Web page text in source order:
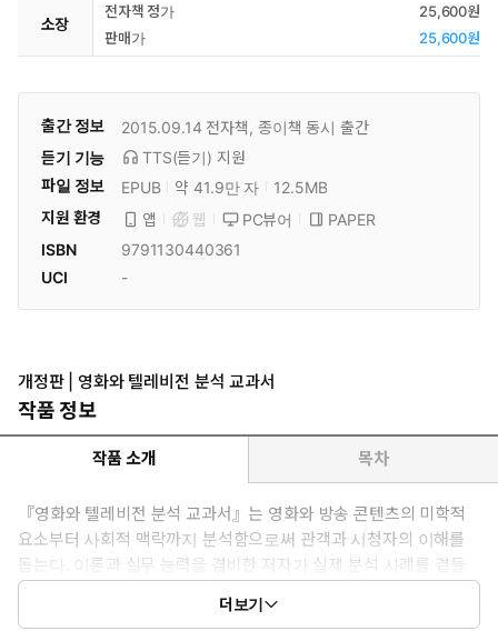
소장
전자책 정가
25,600원
판매가
25,600원
출간 정보 2015.09.14 전자책, 종이책 동시 출간
듣기 기능
TTS(듣기) 지원
파일 정보
EPUB 약 41.9만 자
12.5MB
지원 환경
앱 웹 PC뷰어
PAPER
ISBN
9791130440361
UCI
-
개정판 | 영화와 텔레비전 분석 교과서
작품 정보
작품 소개 목차
『영화와 텔레비전 분석 교과서』는 영화와 방송 콘텐츠의 미학적
요소부터 사회적 맥락까지 분석함으로써 관객과 시청자의 이해를
돕는다. 이론과 실무 능력을 겸비한 저자가 실제 분석 사례를 곁들
여 쉽게 설명했다. 현재 독일에서 관련 분야 교재로 가장 많이 사용
더보기